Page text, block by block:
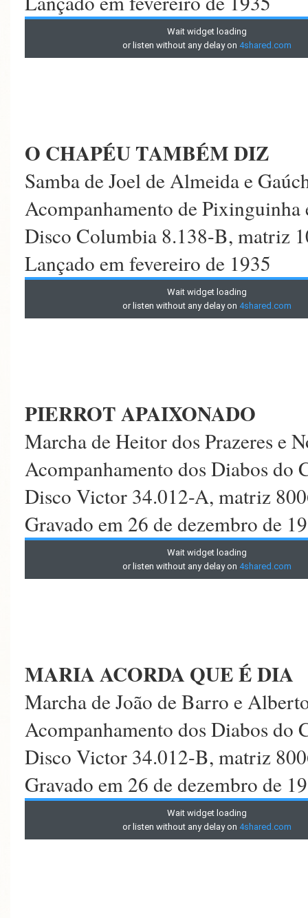
O CHAPÉU TAMBÉM DIZ
Samba de Joel de Almeida e
Acompanhamento de Pixinguinha
Disco Columbia 8.138-B, matriz
Lançado em fevereiro de 1935
PIERROT APAIXONADO
Marcha de Heitor dos Prazeres e
Acompanhamento dos Diabos do
Disco Victor 34.012-A, matriz
Gravado em 26 de dezembro de
MARIA ACORDA QUE É DIA
Marcha de João de Barro e
Acompanhamento dos Diabos do
Disco Victor 34.012-B, matriz
Gravado em 26 de dezembro de